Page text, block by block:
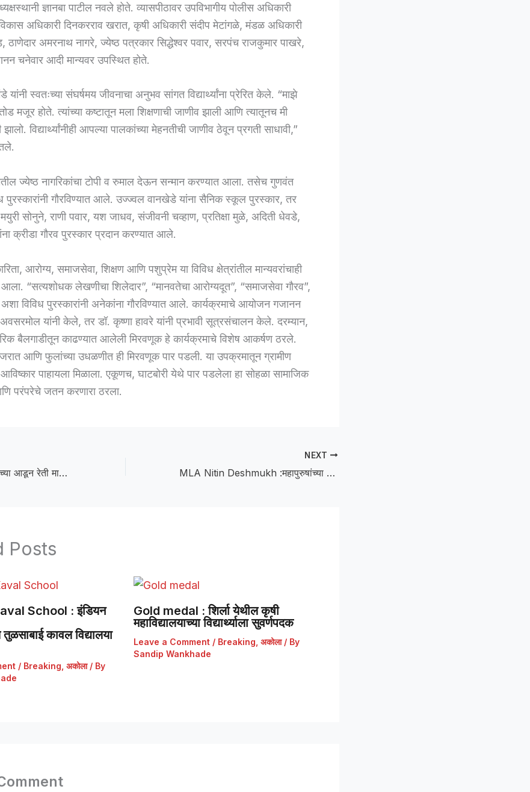
ज्ञानबा पाटील नवले होते. व्यासपीठावर उपविभागीय पोलीस अधिकारी
अधिकारी दिनकरराव खरात, कृषी अधिकारी संदीप मेटांगळे, मंडळ अधिकारी
ठाणेदार अमरनाथ नागरे, ज्येष्ठ पत्रकार सिद्धेश्वर पवार, सरपंच राजकुमार पाखरे,
चनेवार आदी मान्यवर उपस्थित होते.
यांनी स्वतःच्या संघर्षमय जीवनाचा अनुभव सांगत विद्यार्थ्यांना प्रेरित केले. “माझे
मजूर होते. त्यांच्या कष्टातून मला शिक्षणाची जाणीव झाली आणि त्यातूनच मी
विद्यार्थ्यांनीही आपल्या पालकांच्या मेहनतीची जाणीव ठेवून प्रगती साधावी,”
ज्येष्ठ नागरिकांचा टोपी व रुमाल देऊन सन्मान करण्यात आला. तसेच गुणवंत
पुरस्कारांनी गौरविण्यात आले. उज्ज्वल वानखेडे यांना सैनिक स्कूल पुरस्कार, तर
मयुरी सोनुने, राणी पवार, यश जाधव, संजीवनी चव्हाण, प्रतिक्षा मुळे, अदिती धेवडे,
क्रीडा गौरव पुरस्कार प्रदान करण्यात आले.
आरोग्य, समाजसेवा, शिक्षण आणि पशुप्रेम या विविध क्षेत्रांतील मान्यवरांचाही
“सत्यशोधक लेखणीचा शिलेदार”, “मानवतेचा आरोग्यदूत”, “समाजसेवा गौरव”,
विविध पुरस्कारांनी अनेकांना गौरविण्यात आले. कार्यक्रमाचे आयोजन गजानन
यांनी केले, तर डॉ. कृष्णा हावरे यांनी प्रभावी सूत्रसंचालन केले. दरम्यान,
बैलगाडीतून काढण्यात आलेली मिरवणूक हे कार्यक्रमाचे विशेष आकर्षण ठरले.
आणि फुलांच्या उधळणीत ही मिरवणूक पार पडली. या उपक्रमातून ग्रामीण
पाहायला मिळाला. एकूणच, घाटबोरी येथे पार पडलेला हा सोहळा सामाजिक
परंपरेचे जतन करणारा ठरला.
Sand Mafia: ‘रॉयल्टी’च्या आडून रेती माफियांचा सुळसुळाट; महसूल यंत्रणा संशयाच्या भोवऱ्यात!
NEXT
MLA Nitin Deshmukh :महापुरुषांच्या प्रतिमांचा अभाव; आमदार नितीन देशमुखांचा संताप – दिग्रस येथील आमसभा तहकूब!
Posts
School : इंडियन
कावल विद्यालया
/ Breaking अकोला/ By
Gold medal : शिर्ला येथील कृषी
महाविद्यालयाच्या विद्यार्थ्याला सुवर्णपदक
Leave a Comment / Breaking अकोला/ By
Sandip Wankhade